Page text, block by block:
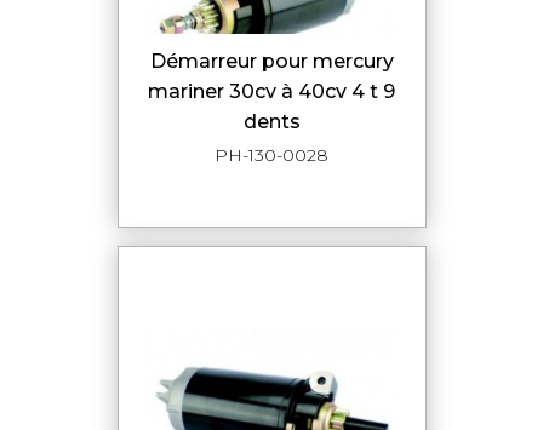
démarreur pour mercury
mariner 30cv à 40cv 4 t 9
dents
PH-130-0028